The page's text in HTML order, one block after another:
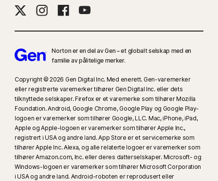
Populære nettlesere støttes, inkludert Chrome, Edge og FireFox. Tilgang
nettleseren i appen må brukes på iOS- og Android-enheter for å få mest
Dark Web Monitoring er kun tilgjengelig i enkelte land. Overvåket
informasjon varierer avhengig av bostedsland eller valgt plan. Som
standard overvåkes e-postadressen din. Overvåkningen starter
umiddelbart. Logg på kontoen for å angi mer informasjon for overvåkning.
Kun tilgjengelig på Android- og iOS-enheter med fingeravtrykks-
autentisering eller Touch ID/ Face ID aktivert.
Norton er en del av Gen – et globalt selskap med en
familie av pålitelige merker.
Copyright © 2026 Gen Digital Inc. Med enerett. Gen-varemerker
eller registrerte varemerker tilhører Gen Digital Inc. eller dets
tilknyttede selskaper. Firefox er et varemerke som tilhører Mozilla
Foundation. Android, Google Chrome, Google Play og Google Play-
logoen er varemerker som tilhører Google, LLC. Mac, iPhone, iPad,
Apple og Apple-logoen er varemerker som tilhører Apple Inc.,
registrert i USA og andre land. App Store er et servicemerke som
tilhører Apple Inc. Alexa, og alle relaterte logoer er varemerker som
tilhører Amazon.com, Inc. eller deres datterselskaper. Microsoft- og
Windows-logoen er varemerker som tilhører Microsoft Corporation
i USA og andre land. Android-roboten er reprodusert eller